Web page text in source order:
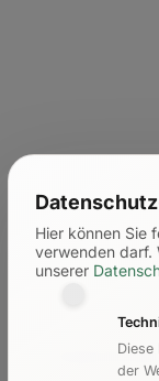
Kosten &
Hier können Sie
verwenden darf.
unserer
Diese
der